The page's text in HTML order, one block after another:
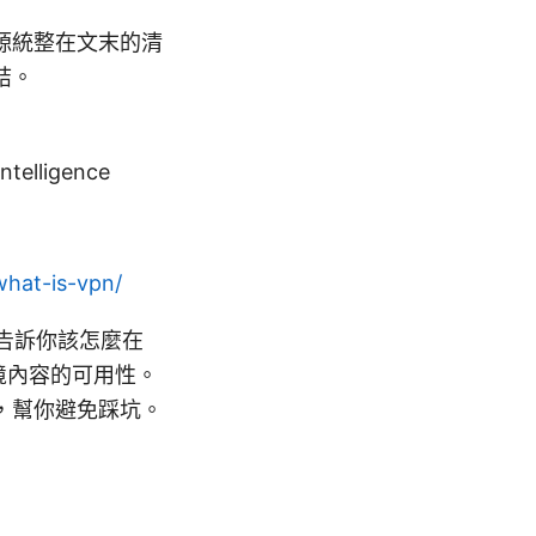
統整在文末的清
。
is-vpn/
訴你該怎麼在
容的可用性。
你避免踩坑。